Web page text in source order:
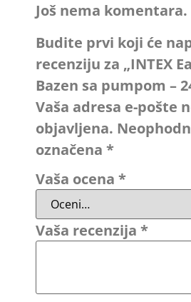
Još nema komentara.
Budite prvi koji će
recenziju za „INTEX
Bazen sa pumpom –
Vaša adresa e-pošte
objavljena.
označena *
Vaša ocena *
Vaša recenzija *